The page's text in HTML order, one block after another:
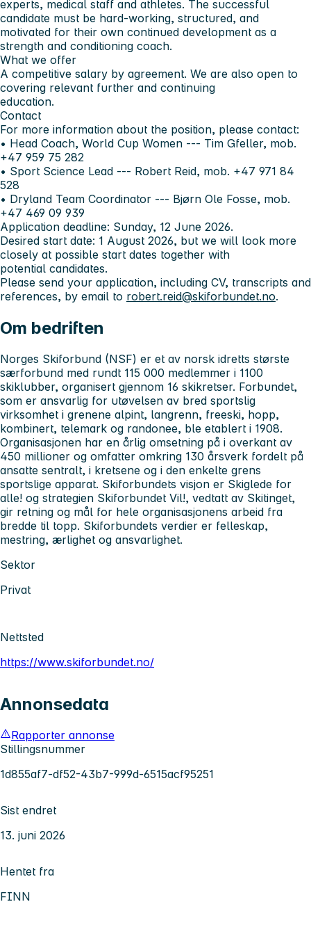
experts, medical staff and athletes. The successful
candidate must be hard-working, structured, and
motivated for their own continued development as a
strength and conditioning coach.
What we offer
A competitive salary by agreement. We are also open to
covering relevant further and continuing
education.
Contact
For more information about the position, please contact:
• Head Coach, World Cup Women --- Tim Gfeller, mob.
+47 959 75 282
• Sport Science Lead --- Robert Reid, mob. +47 971 84
528
• Dryland Team Coordinator --- Bjørn Ole Fosse, mob.
+47 469 09 939
Application deadline: Sunday, 12 June 2026.
Desired start date: 1 August 2026, but we will look more
closely at possible start dates together with
potential candidates.
Please send your application, including CV, transcripts and
references, by email to robert.reid@skiforbundet.no.
Om bedriften
Norges Skiforbund (NSF) er et av norsk idretts største
særforbund med rundt 115 000 medlemmer i 1100
skiklubber, organisert gjennom 16 skikretser. Forbundet,
som er ansvarlig for utøvelsen av bred sportslig
virksomhet i grenene alpint, langrenn, freeski, hopp,
kombinert, telemark og randonee, ble etablert i 1908.
Organisasjonen har en årlig omsetning på i overkant av
450 millioner og omfatter omkring 130 årsverk fordelt på
ansatte sentralt, i kretsene og i den enkelte grens
sportslige apparat. Skiforbundets visjon er Skiglede for
alle! og strategien Skiforbundet Vil!, vedtatt av Skitinget,
gir retning og mål for hele organisasjonens arbeid fra
bredde til topp. Skiforbundets verdier er felleskap,
mestring, ærlighet og ansvarlighet.
Sektor
Privat
Nettsted
https://www.skiforbundet.no/
Annonsedata
Rapporter annonse
Stillingsnummer
1d855af7-df52-43b7-999d-6515acf95251
Sist endret
13. juni 2026
Hentet fra
FINN